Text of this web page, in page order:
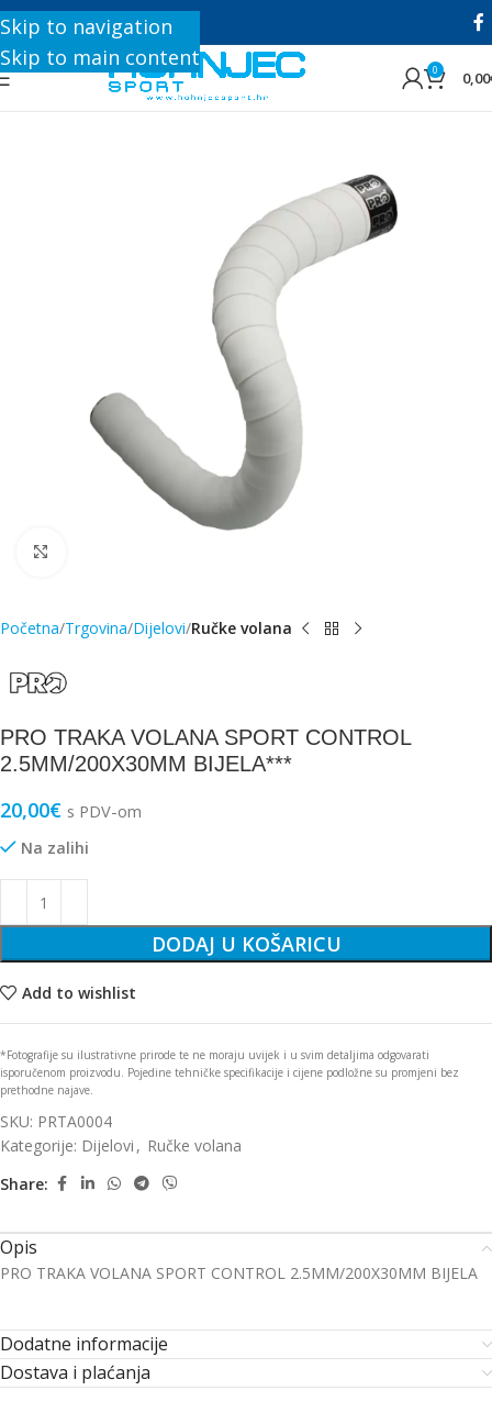
Skip to navigation
Skip to main content
+385 1 8896 200
0 0,00
Početna Trgovina Dijelovi Ručke volana
PRO TRAKA VOLANA SPORT CONTROL
2.5MM/200X30MM BIJELA***
20,00€ s PDV-om
Na zalihi
DODAJ U KOŠARICU
Add to wishlist
*Fotografije su ilustrativne prirode te ne moraju uvijek i u svim detaljima odgovarati
isporučenom proizvodu. Pojedine tehničke specifikacije i cijene podložne su promjeni bez
prethodne najave.
SKU: PRTA0004
Kategorije: Dijelovi , Ručke volana
Share:
Opis
PRO TRAKA VOLANA SPORT CONTROL 2.5MM/200X30MM BIJELA
Dodatne informacije
Dostava i plaćanja